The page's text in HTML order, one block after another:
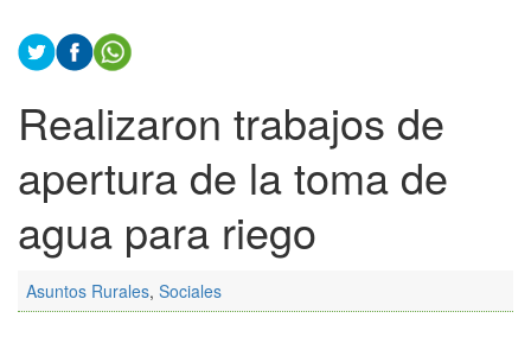
Realizaron trabajos de
apertura de la toma de
agua para riego
Asuntos Rurales, Sociales